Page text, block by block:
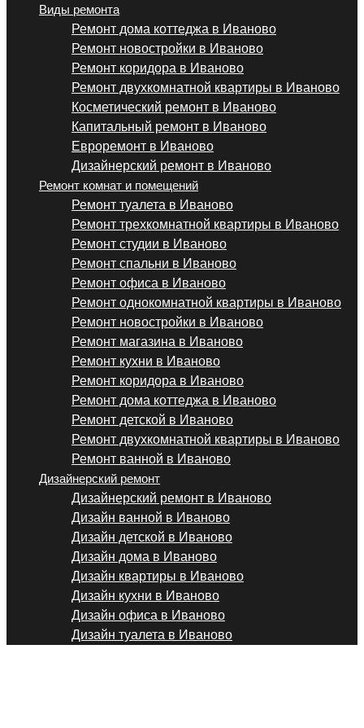
Виды ремонта
Ремонт дома коттеджа в Иваново
Ремонт новостройки в Иваново
Ремонт коридора в Иваново
Ремонт двухкомнатной квартиры в Иваново
Косметический ремонт в Иваново
Капитальный ремонт в Иваново
Евроремонт в Иваново
Дизайнерский ремонт в Иваново
Ремонт комнат и помещений
Ремонт туалета в Иваново
Ремонт трехкомнатной квартиры в Иваново
Ремонт студии в Иваново
Ремонт спальни в Иваново
Ремонт офиса в Иваново
Ремонт однокомнатной квартиры в Иваново
Ремонт новостройки в Иваново
Ремонт магазина в Иваново
Ремонт кухни в Иваново
Ремонт коридора в Иваново
Ремонт дома коттеджа в Иваново
Ремонт детской в Иваново
Ремонт двухкомнатной квартиры в Иваново
Ремонт ванной в Иваново
Дизайнерский ремонт
Дизайнерский ремонт в Иваново
Дизайн ванной в Иваново
Дизайн детской в Иваново
Дизайн дома в Иваново
Дизайн квартиры в Иваново
Дизайн кухни в Иваново
Дизайн офиса в Иваново
Дизайн туалета в Иваново